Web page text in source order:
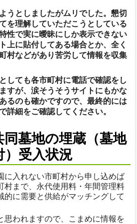
うとしましたがムリでした。懇切
を理解していただこうとしている
性で実に曖昧にしか表示できない
上に貼付してある場合とか、全く
村などがあり苦労して情報を収集
しても各市町村に電話で確認をし
すが、涙そうそうサイトにもかな
るのも確かですので、最終的には
詳細をご確認してください。
同墓地の埋蔵（墓地
）受入状況
に入れない市町村から申し込めば
村まで、永代使用料・年間管理料
的に需要と供給がマッチングして
思われますので、こまめに情報を